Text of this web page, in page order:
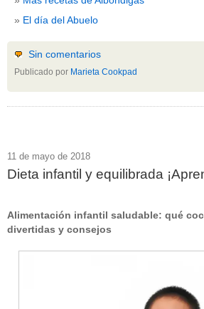
El día del Abuelo
Sin comentarios
Publicado por Marieta Cookpad
11 de mayo de 2018
Dieta infantil y equilibrada
Alimentación infantil saludable: qué
divertidas y consejos